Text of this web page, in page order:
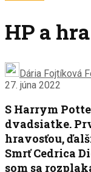
HP a
Dária Fojtíková
27. júna 2022
S Harrym
dvadsiatke.
hravosťou,
Smrť Cedrica
som sa